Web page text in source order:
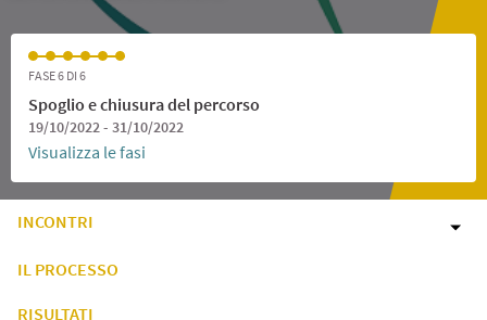
FASE 6 DI 6
Spoglio e chiusura del percorso
19/10/2022 - 31/10/2022
Visualizza le fasi
INCONTRI
IL PROCESSO
RISULTATI